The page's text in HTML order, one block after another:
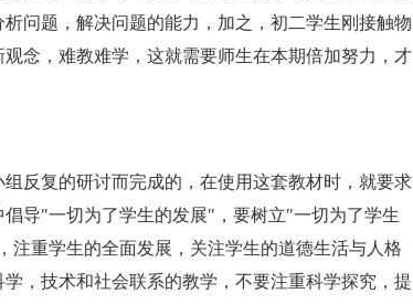
问题，解决问题的能力，加之，初二学生刚接触物
念，难教难学，这就需要师生在本期倍加努力，才
反复的研讨而完成的，在使用这套教材时，就要求
导"一切为了学生的发展"，要树立"一切为了学生
注重学生的全面发展，关注学生的道德生活与人格
，技术和社会联系的教学，不要注重科学探究，提